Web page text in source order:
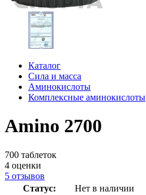
Каталог
Сила и масса
Аминокислоты
Комплексные аминокислоты
Amino 2700
700 таблеток
4 оценки
5 отзывов
Статус:
Нет в наличии